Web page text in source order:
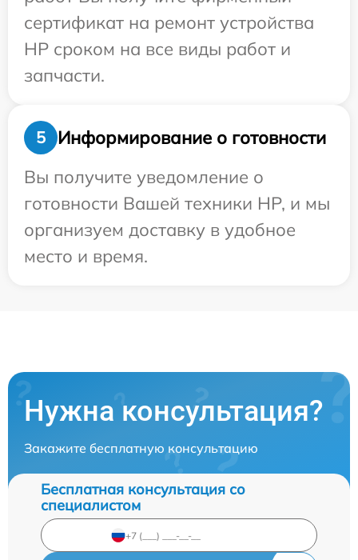
сертификат на ремонт устройства
HP сроком на все виды работ и
запчасти.
5
Информирование о готовности
Вы получите уведомление о
готовности Вашей техники HP, и мы
организуем доставку в удобное
место и время.
Нужна консультация?
Закажите бесплатную консультацию
Бесплатная консультация со
специалистом